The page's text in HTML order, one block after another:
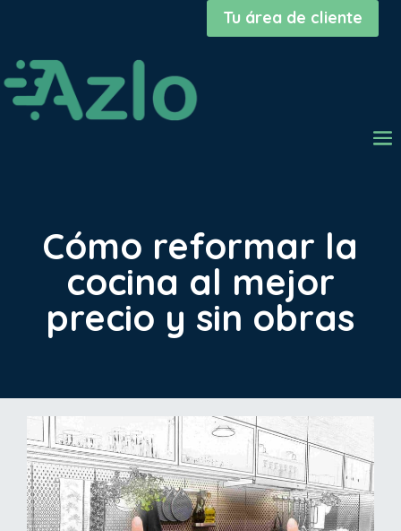
Tu área de cliente
Cómo reformar la
cocina al mejor
precio y sin obras